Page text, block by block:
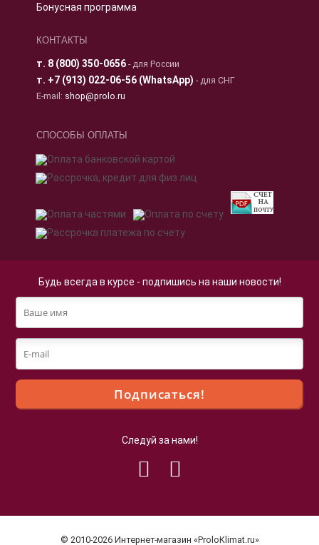
Бонусная программа
КОНТАКТЫ
т. 8 (800) 350-0656- для России
т. +7 (913) 022-06-56 (WhatsApp) - для СНГ
E-mail: shop@prolo.ru
СПОСОБЫ ОПЛАТЫ
Будь всегда в курсе - подпишись на наши новости!
Следуй за нами!
© 2010-2026 Интернет-магазин «ProloKlimat.ru»
Продолжая просмотр страниц нашего сайта, вы